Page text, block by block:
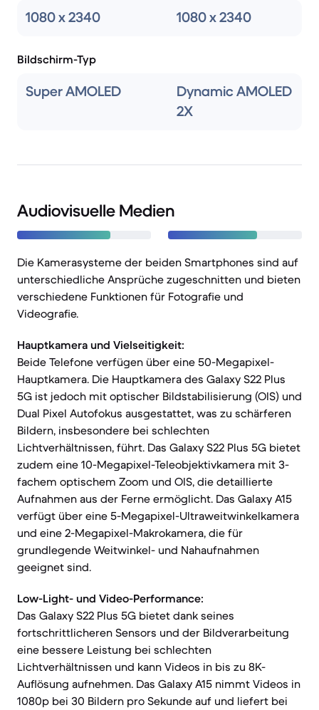
1080 x 2340 1080 x 2340
Bildschirm-Typ
Super AMOLED
Dynamic AMOLED
2X
Audiovisuelle Medien
Die Kamerasysteme der beiden Smartphones sind auf
unterschiedliche Ansprüche zugeschnitten und bieten
verschiedene Funktionen für Fotografie und
Videografie.
Hauptkamera und Vielseitigkeit:
Beide Telefone verfügen über eine 50-Megapixel-
Hauptkamera. Die Hauptkamera des Galaxy S22 Plus
5G ist jedoch mit optischer Bildstabilisierung (OIS) und
Dual Pixel Autofokus ausgestattet, was zu schärferen
Bildern, insbesondere bei schlechten
Lichtverhältnissen, führt. Das Galaxy S22 Plus 5G bietet
zudem eine 10-Megapixel-Teleobjektivkamera mit 3-
fachem optischem Zoom und OIS, die detaillierte
Aufnahmen aus der Ferne ermöglicht. Das Galaxy A15
verfügt über eine 5-Megapixel-Ultraweitwinkelkamera
und eine 2-Megapixel-Makrokamera, die für
grundlegende Weitwinkel- und Nahaufnahmen
geeignet sind.
Low-Light- und Video-Performance:
Das Galaxy S22 Plus 5G bietet dank seines
fortschrittlicheren Sensors und der Bildverarbeitung
eine bessere Leistung bei schlechten
Lichtverhältnissen und kann Videos in bis zu 8K-
Auflösung aufnehmen. Das Galaxy A15 nimmt Videos in
1080p bei 30 Bildern pro Sekunde auf und liefert bei